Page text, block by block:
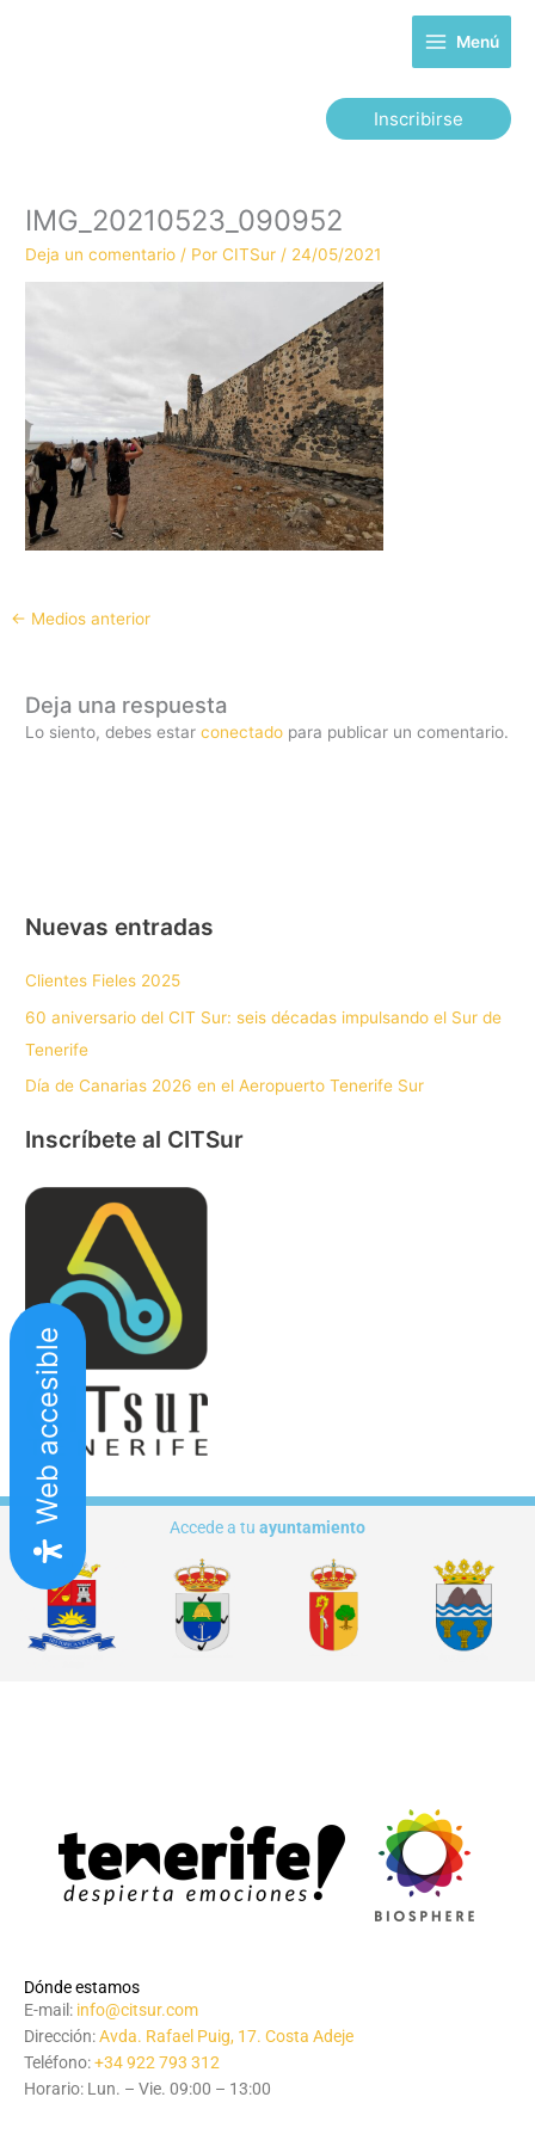
Menú
Inscribirse
IMG_20210523_090952
Deja un comentario / PorCITSur / 24/05/2021
← Medios anterior
Deja una respuesta
Lo siento, debes estarconectado para publicar un comentario.
Nuevas entradas
Clientes Fieles 2025
60 aniversario del CIT Sur: seis décadas impulsando el Sur de
Tenerife
Día de Canarias 2026 en el Aeropuerto Tenerife Sur
Inscríbete al CITSur
Accede a tu ayuntamiento
Dónde estamos
E-mail: info@citsur.com
Dirección:Avda. Rafael Puig, 17. Costa Adeje
Teléfono:+34 922 793 312
Horario: Lun. – Vie. 09:00 – 13:00
Web accesible